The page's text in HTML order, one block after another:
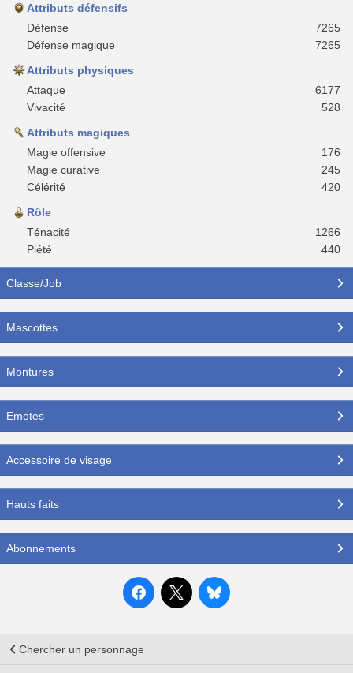
Attributs défensifs
Défense
7265
Défense magique
7265
Attributs physiques
Attaque
6177
Vivacité
528
Attributs magiques
Magie offensive
176
Magie curative
245
Célérité
420
Rôle
Ténacité
1266
Piété
440
Classe/Job
Mascottes
Montures
Emotes
Accessoire de visage
Hauts faits
Abonnements
Chercher un personnage